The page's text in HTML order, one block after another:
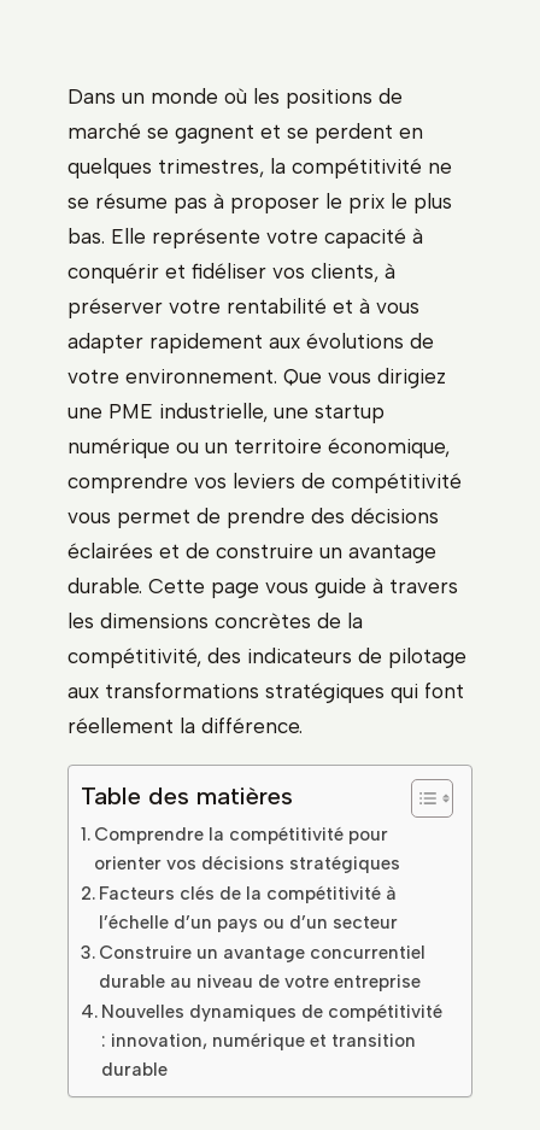
Dans un monde où les positions de
marché se gagnent et se perdent en
quelques trimestres, la compétitivité ne
se résume pas à proposer le prix le plus
bas. Elle représente votre capacité à
conquérir et fidéliser vos clients, à
préserver votre rentabilité et à vous
adapter rapidement aux évolutions de
votre environnement. Que vous dirigiez
une PME industrielle, une startup
numérique ou un territoire économique,
comprendre vos leviers de compétitivité
vous permet de prendre des décisions
éclairées et de construire un avantage
durable. Cette page vous guide à travers
les dimensions concrètes de la
compétitivité, des indicateurs de pilotage
aux transformations stratégiques qui font
réellement la différence.
Table des matières
Comprendre la compétitivité pour
orienter vos décisions stratégiques
Facteurs clés de la compétitivité à
l’échelle d’un pays ou d’un secteur
Construire un avantage concurrentiel
durable au niveau de votre entreprise
Nouvelles dynamiques de compétitivité
: innovation, numérique et transition
durable